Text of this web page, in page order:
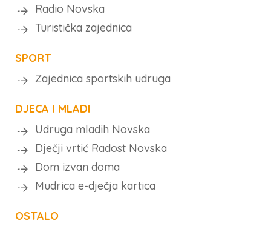
Radio Novska
Turistička zajednica
SPORT
Zajednica sportskih udruga
DJECA I MLADI
Udruga mladih Novska
Dječji vrtić Radost Novska
Dom izvan doma
Mudrica e-dječja kartica
OSTALO